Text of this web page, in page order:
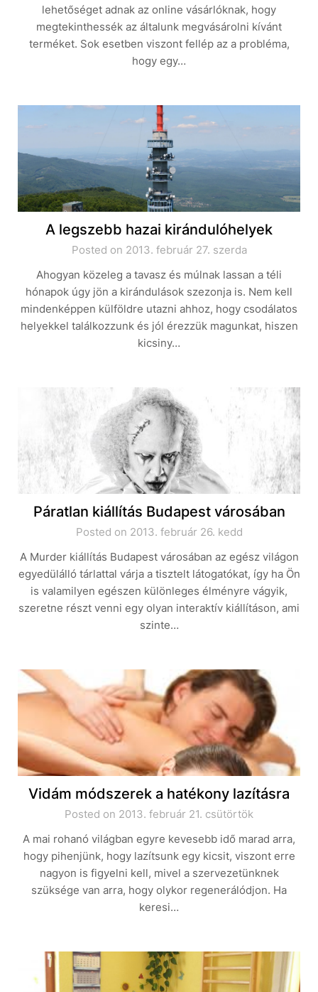
lehetőséget adnak az online vásárlóknak, hogy
megtekinthessék az általunk megvásárolni kívánt
terméket. Sok esetben viszont fellép az a probléma,
hogy egy…
A legszebb hazai kirándulóhelyek
Posted on 2013. február 27. szerda
Ahogyan közeleg a tavasz és múlnak lassan a téli
hónapok úgy jön a kirándulások szezonja is. Nem kell
mindenképpen külföldre utazni ahhoz, hogy csodálatos
helyekkel találkozzunk és jól érezzük magunkat, hiszen
kicsiny…
Páratlan kiállítás Budapest városában
Posted on 2013. február 26. kedd
A Murder kiállítás Budapest városában az egész világon
egyedülálló tárlattal várja a tisztelt látogatókat, így ha Ön
is valamilyen egészen különleges élményre vágyik,
szeretne részt venni egy olyan interaktív kiállításon, ami
szinte…
Vidám módszerek a hatékony lazításra
Posted on 2013. február 21. csütörtök
A mai rohanó világban egyre kevesebb idő marad arra,
hogy pihenjünk, hogy lazítsunk egy kicsit, viszont erre
nagyon is figyelni kell, mivel a szervezetünknek
szüksége van arra, hogy olykor regenerálódjon. Ha
keresi…